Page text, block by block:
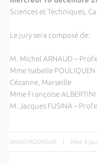
Sciences et Techniques,
Le jury sera composé de:
M. Michel ARNAUD –
Mme Isabelle
Cézanne, Marseille
Mme Françoise ALBERTINI
M. Jacques FUSINA –
DAVID MOUNGAR | Mise à